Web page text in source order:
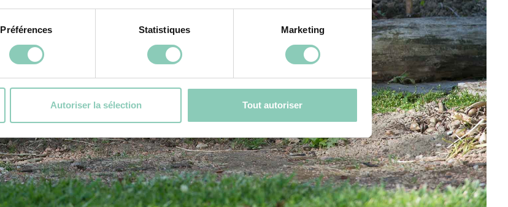
Préférences Statistiques Marketing
Autoriser la sélection Tout autoriser